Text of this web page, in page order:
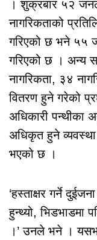
। शुक्रबार ५२
नागरिकताको
गरिएको छ भने ५५
गरिएको छ । अन्य
नागरिकता, ३४
वितरण हुने गरेको
अधिकारी पन्थीका
अधिकृत हुने
भएको छ ।
‘हस्ताक्षर गर्ने
हुन्थ्यो, भिडभाडमा
।’ उनले भने ।